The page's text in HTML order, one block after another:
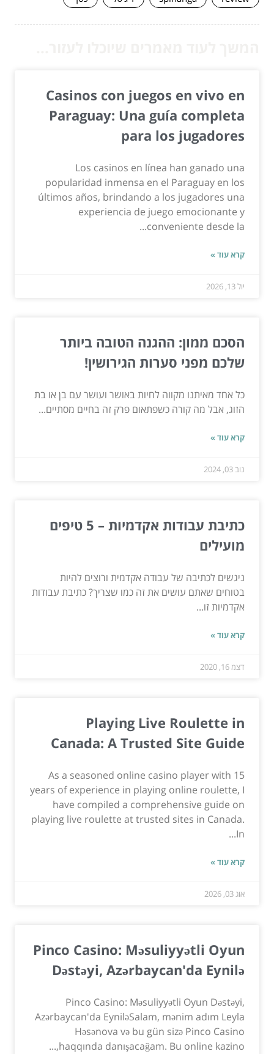
Casinos con juegos en vivo en
Paraguay: Una guía completa
para los jugadores
Los casinos en línea han ganado una
popularidad inmensa en el Paraguay en los
últimos años, brindando a los jugadores una
experiencia de juego emocionante y
conveniente desde la...
קרא עוד »
יול 13, 2026
הסכם ממון: ההגנה הטובה ביותר
שלכם מפני סערות הגירושין!
כל אחד מאיתנו מקווה לחיות באושר ועושר עם בן או בת
הזוג, אבל מה קורה כשפתאום פרק זה בחיים מסתיים...
קרא עוד »
נוב 03, 2024
כתיבת עבודות אקדמיות – 5 טיפים
מועילים
ניגשים לכתיבה של עבודה אקדמית ורוצים להיות
בטוחים שאתם עושים את זה כמו שצריך? כתיבת עבודות
אקדמיות זו...
קרא עוד »
דצמ 16, 2020
Playing Live Roulette in
Canada: A Trusted Site Guide
As a seasoned online casino player with 15
years of experience in playing online roulette, I
have compiled a comprehensive guide on
playing live roulette at trusted sites in Canada.
In...
קרא עוד »
אוג 03, 2026
Pinco Casino: Məsuliyyətli Oyun
Dəstəyi, Azərbaycan'da Eynilə
Pinco Casino: Məsuliyyətli Oyun Dəstəyi,
Azərbaycan'da EyniləSalam, mənim adım Leyla
Həsənova və bu gün sizə Pinco Casino
haqqında danışacağam. Bu online kazino,...